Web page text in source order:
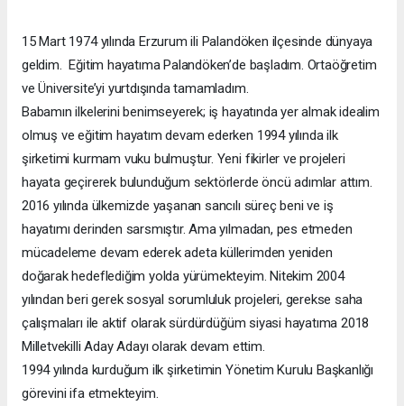
15 Mart 1974 yılında Erzurum ili Palandöken ilçesinde dünyaya
geldim. Eğitim hayatıma Palandöken’de başladım. Ortaöğretim
ve Üniversite’yi yurtdışında tamamladım.
Babamın ilkelerini benimseyerek; iş hayatında yer almak idealim
olmuş ve eğitim hayatım devam ederken 1994 yılında ilk
şirketimi kurmam vuku bulmuştur. Yeni fikirler ve projeleri
hayata geçirerek bulunduğum sektörlerde öncü adımlar attım.
2016 yılında ülkemizde yaşanan sancılı süreç beni ve iş
hayatımı derinden sarsmıştır. Ama yılmadan, pes etmeden
mücadeleme devam ederek adeta küllerimden yeniden
doğarak hedeflediğim yolda yürümekteyim. Nitekim 2004
yılından beri gerek sosyal sorumluluk projeleri, gerekse saha
çalışmaları ile aktif olarak sürdürdüğüm siyasi hayatıma 2018
Milletvekilli Aday Adayı olarak devam ettim.
1994 yılında kurduğum ilk şirketimin Yönetim Kurulu Başkanlığı
görevini ifa etmekteyim.